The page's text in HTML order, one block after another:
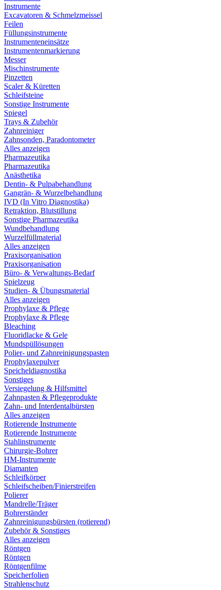
Instrumente
Excavatoren & Schmelzmeissel
Feilen
Füllungsinstrumente
Instrumenteneinsätze
Instrumentenmarkierung
Messer
Mischinstrumente
Pinzetten
Scaler & Küretten
Schleifsteine
Sonstige Instrumente
Spiegel
Trays & Zubehör
Zahnreiniger
Zahnsonden, Paradontometer
Alles anzeigen
Pharmazeutika
Pharmazeutika
Anästhetika
Dentin- & Pulpabehandlung
Gangrän- & Wurzelbehandlung
IVD (In Vitro Diagnostika)
Retraktion, Blutstillung
Sonstige Pharmazeutika
Wundbehandlung
Wurzelfüllmaterial
Alles anzeigen
Praxisorganisation
Praxisorganisation
Büro- & Verwaltungs-Bedarf
Spielzeug
Studien- & Übungsmaterial
Alles anzeigen
Prophylaxe & Pflege
Prophylaxe & Pflege
Bleaching
Fluoridlacke & Gele
Mundspüllösungen
Polier- und Zahnreinigungspasten
Prophylaxepulver
Speicheldiagnostika
Sonstiges
Versiegelung & Hilfsmittel
Zahnpasten & Pflegeprodukte
Zahn- und Interdentalbürsten
Alles anzeigen
Rotierende Instrumente
Rotierende Instrumente
Stahlinstrumente
Chirurgie-Bohrer
HM-Instrumente
Diamanten
Schleifkörper
Schleifscheiben/Finierstreifen
Polierer
Mandrelle/Träger
Bohrerständer
Zahnreinigungsbürsten (rotierend)
Zubehör & Sonstiges
Alles anzeigen
Röntgen
Röntgen
Röntgenfilme
Speicherfolien
Strahlenschutz